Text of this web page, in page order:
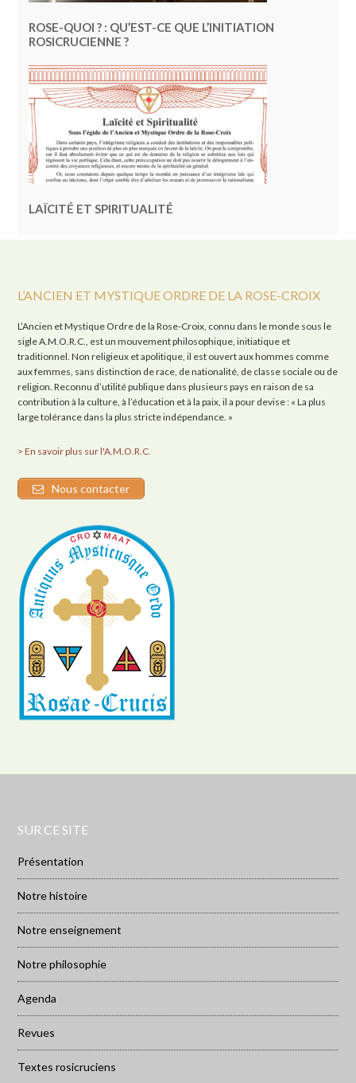
ROSE-QUOI ? : QU’EST-CE QUE L’INITIATION
ROSICRUCIENNE ?
LAÏCITÉ ET SPIRITUALITÉ
L’ANCIEN ET MYSTIQUE ORDRE DE LA ROSE-CROIX
L’Ancien et Mystique Ordre de la Rose-Croix, connu dans le monde sous le
sigle A.M.O.R.C., est un mouvement philosophique, initiatique et
traditionnel. Non religieux et apolitique, il est ouvert aux hommes comme
aux femmes, sans distinction de race, de nationalité, de classe sociale ou de
religion. Reconnu d’utilité publique dans plusieurs pays en raison de sa
contribution à la culture, à l’éducation et à la paix, il a pour devise : « La plus
large tolérance dans la plus stricte indépendance. »
> En savoir plus sur l'A.M.O.R.C.
Nous contacter
SUR CE SITE
Présentation
Notre histoire
Notre enseignement
Notre philosophie
Agenda
Revues
Textes rosicruciens